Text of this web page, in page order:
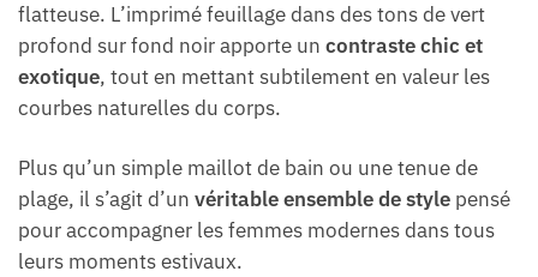
flatteuse. L’imprimé feuillage dans des tons de vert
profond sur fond noir apporte un contraste chic et
exotique, tout en mettant subtilement en valeur les
courbes naturelles du corps.
Plus qu’un simple maillot de bain ou une tenue de
plage, il s’agit d’un véritable ensemble de style pensé
pour accompagner les femmes modernes dans tous
leurs moments estivaux.